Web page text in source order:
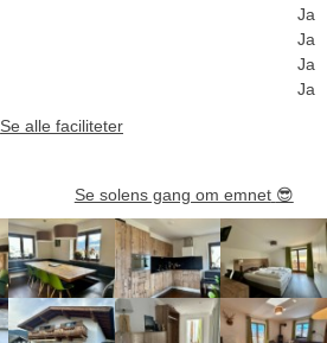
Ja
Ja
Ja
Ja
Se alle faciliteter
Se solens gang om emnet 😎